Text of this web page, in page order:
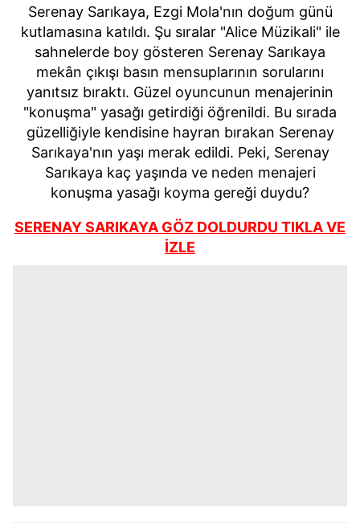
Serenay Sarıkaya, Ezgi Mola'nın doğum günü
kutlamasına katıldı. Şu sıralar "Alice Müzikali" ile
sahnelerde boy gösteren Serenay Sarıkaya
mekân çıkışı basın mensuplarının sorularını
yanıtsız bıraktı. Güzel oyuncunun menajerinin
"konuşma" yasağı getirdiği öğrenildi. Bu sırada
güzelliğiyle kendisine hayran bırakan Serenay
Sarıkaya'nın yaşı merak edildi. Peki, Serenay
Sarıkaya kaç yaşında ve neden menajeri
konuşma yasağı koyma gereği duydu?
SERENAY SARIKAYA GÖZ DOLDURDU TIKLA VE
İZLE